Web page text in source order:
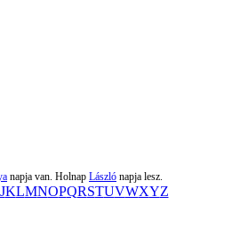
napja van. Holnap László napja lesz.
JKLMNOPQRSTUVWXYZ